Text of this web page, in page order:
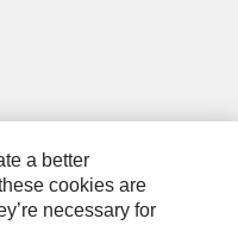
a better
cookies are
necessary for